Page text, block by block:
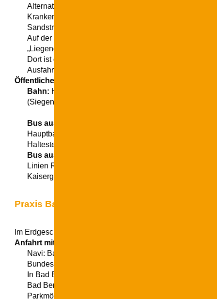
Alternative Parkmöglichkeiten finden Sie am
Krankentransporte (sitzend / liegend mit Taxi / KTW)
Sandstraße aus
Auf der Westseite des Gebäudes durch die Schranke
„Liegendtransport“ vorfahren
Dort ist der Fahrstuhl direkt erreichbar
Ausfahrt über die Schranke zur Albertus-Magnus-
Öffentliche Verkehrsanbindung
Bahn: Hauptbahnhof Siegen, dann ca. 10 Minuten (1
(Siegen-Hbf - Bahnhofstraße - links auf die
Bus aus Richtung Siegen Mitte:
Hauptbahnhof) mit den Linien R 10, R 16, R 51, C 111
Haltestelle Kaisergarten
Bus aus Richtung Siegen-Weidenau:
Linien R 10, R 16, R 27 , C111 und C 130 bis
Kaisergarten
Praxis Bad Berleburg
Im Erdgeschoß der Helios-Klinik Bad Berleburg
Anfahrt mit dem Auto
Navi: Bad Berleburg, An der Gontardslust 7
Bundesstraße 62 (über Marburg-Siegen) oder 480
In Bad Berleburg der Wegweisung Kreiskrankenhaus
Bad Berleburg folgen
Parkmöglichkeiten am Krankenhaus